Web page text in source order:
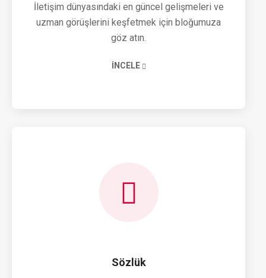
İletişim dünyasındaki en güncel gelişmeleri ve
uzman görüşlerini keşfetmek için bloğumuza
göz atın.
İNCELE
Sözlük